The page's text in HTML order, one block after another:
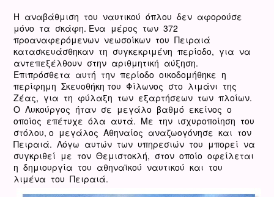
Η αναβάθμιση του ναυτικού όπλου δεν αφορούσε
μόνο τα σκάφη. Ένα μέρος των 372
προαναφερόμενων νεωσοίκων του Πειραιά
κατασκευάσθηκαν τη συγκεκριμένη περίοδο, για να
αντεπεξέλθουν στην αριθμητική αύξηση.
Επιπρόσθετα αυτή την περίοδο οικοδομήθηκε η
περίφημη Σκευοθήκη του Φίλωνος στο λιμάνι της
Ζέας, για τη φύλαξη των εξαρτήσεων των πλοίων.
O Λυκούργος ήταν σε μεγάλο βαθμό εκείνος ο
οποίος επέτυχε όλα αυτά. Με την ισχυροποίηση του
στόλου, ο μεγάλος Αθηναίος αναζωογόνησε και τον
Πειραιά. Λόγω αυτών των υπηρεσιών του μπορεί να
συγκριθεί με τον Θεμιστοκλή, στον οποίο οφείλεται
η δημιουργία του αθηναϊκού ναυτικού και του
λιμένα του Πειραιά.